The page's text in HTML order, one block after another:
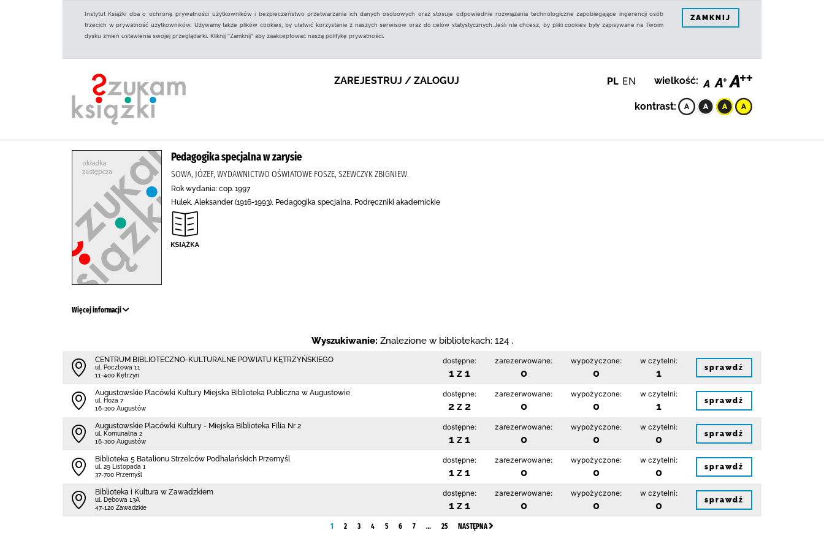
Instytut Książki dba o ochronę prywatności użytkowników i bezpieczeństwo przetwarzania ich danych osobowych oraz stosuje odpowiednie rozwiązania technologiczne zapobiegające ingerencji osób
trzecich w prywatność użytkowników. Używamy także plików cookies, by ułatwić korzystanie z naszych serwisów oraz do celów statystycznych.Jeśli nie chcesz, by pliki cookies były zapisywane na Twoim
dysku zmień ustawienia swojej przeglądarki. Kliknij "Zamknij" aby zaakceptować naszą politykę prywatności.
ZAMKNIJ
ZAREJESTRUJ / ZALOGUJ PL EN wielkość:
kontrast:
Pedagogika specjalna w zarysie
SOWA, JÓZEF, WYDAWNICTWO OŚWIATOWE FOSZE, SZEWCZYK ZBIGNIEW.
Rok wydania: cop. 1997
Hulek, Aleksander (1916-1993), Pedagogika specjalna, Podręczniki akademickie
Więcej informacji
Wyszukiwanie: Znalezione w bibliotekach: 124 .
CENTRUM BIBLIOTECZNO-KULTURALNE POWIATU KĘTRZYŃSKIEGO
ul. Pocztowa 11
11-400 Kętrzyn
dostępne:
1 z 1
zarezerwowane:
0
wypożyczone:
0
w czytelni:
1 sprawdź
Augustowskie Placówki Kultury Miejska Biblioteka Publiczna w Augustowie
ul. Hoża 7
16-300 Augustów
dostępne:
2 z 2
zarezerwowane:
0
wypożyczone:
0
w czytelni:
1 sprawdź
Augustowskie Placówki Kultury - Miejska Biblioteka Filia Nr 2
ul. Komunalna 2
16-300 Augustów
dostępne:
1 z 1
zarezerwowane:
0
wypożyczone:
0
w czytelni:
0 sprawdź
Biblioteka 5 Batalionu Strzelców Podhalańskich Przemyśl
ul. 29 Listopada 1
37-700 Przemyśl
dostępne:
1 z 1
zarezerwowane:
0
wypożyczone:
0
w czytelni:
0 sprawdź
Biblioteka i Kultura w Zawadzkiem
ul. Dębowa 13A
47-120 Zawadzkie
dostępne:
1 z 1
zarezerwowane:
0
wypożyczone:
0
w czytelni:
0 sprawdź
1 2 3 4 5 6 7 … 25 NASTĘPNA